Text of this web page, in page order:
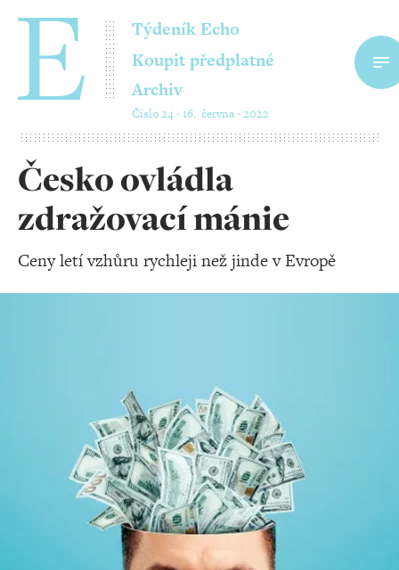
Týdeník Echo
Koupit předplatné
Archiv
Číslo 24 ‧ 16. června ‧ 2022
Česko ovládla
zdražovací mánie
Ceny letí vzhůru rychleji než jinde v Evropě